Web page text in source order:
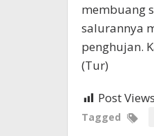
membuang
salurannya
penghujan.
(Tur)
Post
Tagged